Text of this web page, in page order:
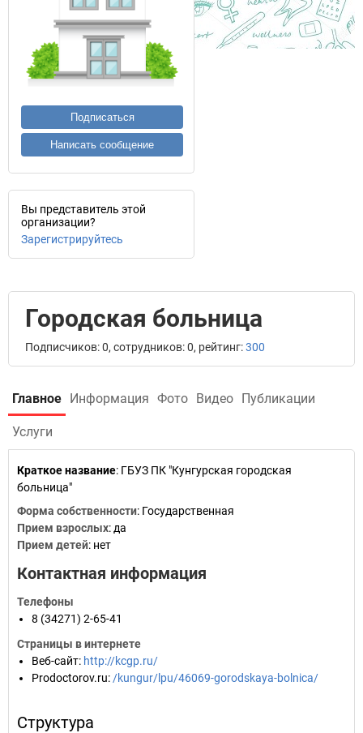
Подписаться
Написать сообщение
Вы представитель этой
организации?
Зарегистрируйтесь
Городская больница
Подписчиков: 0, сотрудников: 0, рейтинг:300
Главное Информация Фото Видео Публикации
Услуги
Краткое название: ГБУЗ ПК "Кунгурская городская
больница"
Форма собственности: Государственная
Прием взрослых: да
Прием детей: нет
Контактная информация
Телефоны
8 (34271) 2-65-41
Страницы в интернете
Веб-сайт: http://kcgp.ru/
Prodoctorov.ru: /kungur/lpu/46069-gorodskaya-bolnica/
Структура